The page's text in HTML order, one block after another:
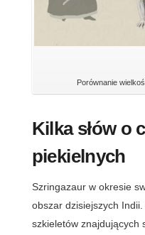
Porównanie
Kilka słów o
piekielnych
Szringazaur w okresie
obszar dzisiejszych
szkieletów znajdujących